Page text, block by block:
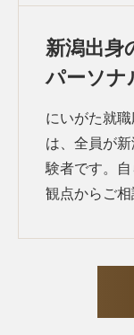
新潟出身
パーソナ
にいがた就
は、全員が
験者です。
観点からご相